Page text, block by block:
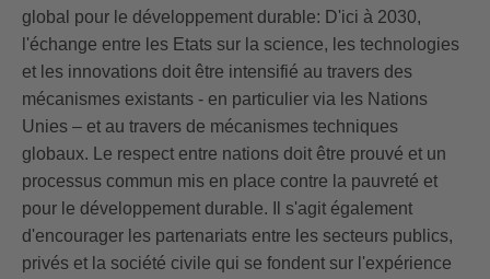
global pour le développement durable: D'ici à 2030,
l'échange entre les Etats sur la science, les technologies
et les innovations doit être intensifié au travers des
mécanismes existants - en particulier via les Nations
Unies – et au travers de mécanismes techniques
globaux. Le respect entre nations doit être prouvé et un
processus commun mis en place contre la pauvreté et
pour le développement durable. Il s'agit également
d'encourager les partenariats entre les secteurs publics,
privés et la société civile qui se fondent sur l'expérience